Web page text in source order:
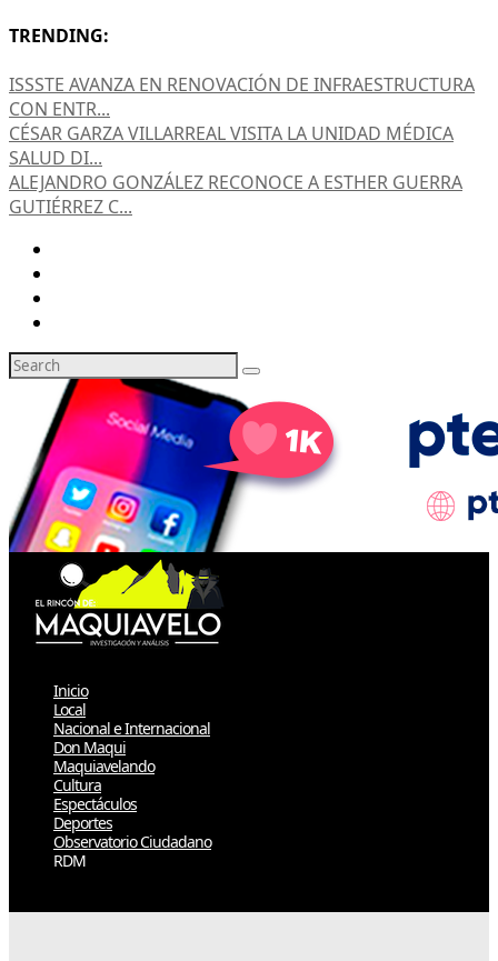
TRENDING:
ISSSTE AVANZA EN RENOVACIÓN DE INFRAESTRUCTURA
CON ENTR...
CÉSAR GARZA VILLARREAL VISITA LA UNIDAD MÉDICA
SALUD DI...
ALEJANDRO GONZÁLEZ RECONOCE A ESTHER GUERRA
GUTIÉRREZ C...
Inicio
Local
Nacional e Internacional
Don Maqui
Maquiavelando
Cultura
Espectáculos
Deportes
Observatorio Ciudadano
RDM